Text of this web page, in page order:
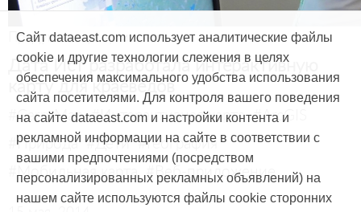
Продукты и услуги
Дата Ист разработала интерактивную
карту для краеведов
#CarryMap #Интерактивная карта #ArcGIS
#Природа #Дети #География
#Мобильная карта #Веб-приложение
Сайт dataeast.com использует аналитические файлы
cookie и другие технологии слежения в целях
обеспечения максимального удобства использования
сайта посетителями. Для контроля вашего поведения
на сайте dataeast.com и настройки контента и
рекламной информации на сайте в соответствии с
вашими предпочтениями (посредством
персонализированных рекламных объявлений) на
нашем сайте используются файлы cookie сторонних